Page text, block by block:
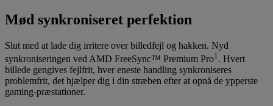
Mød synkroniseret perfektion
Slut med at lade dig irritere over billedfejl og hakken. Nyd
synkroniseringen ved AMD FreeSync™ Premium Pro1. Hvert
billede gengives fejlfrit, hver eneste handling synkroniseres
problemfrit, det hjælper dig i din stræben efter at opnå de ypperste
gaming-præstationer.